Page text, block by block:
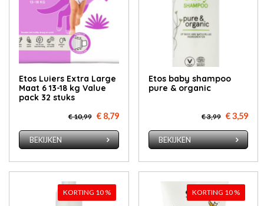
Etos Luiers Extra Large
Maat 6 13-18 kg Value
pack 32 stuks
€ 10,99 € 8,79
BEKIJKEN
Etos baby shampoo
pure & organic
€ 3,99 € 3,59
BEKIJKEN
KORTING 10 % KORTING 10 %